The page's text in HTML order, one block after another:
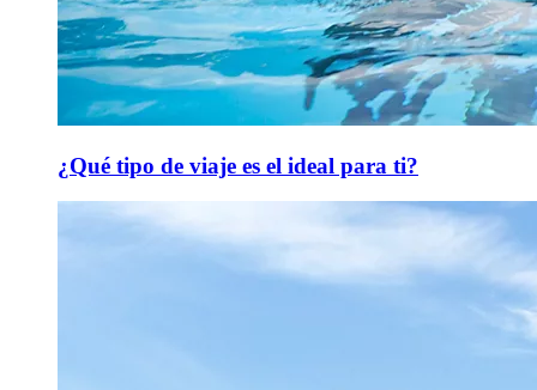
¿Qué tipo de viaje es el ideal para ti?